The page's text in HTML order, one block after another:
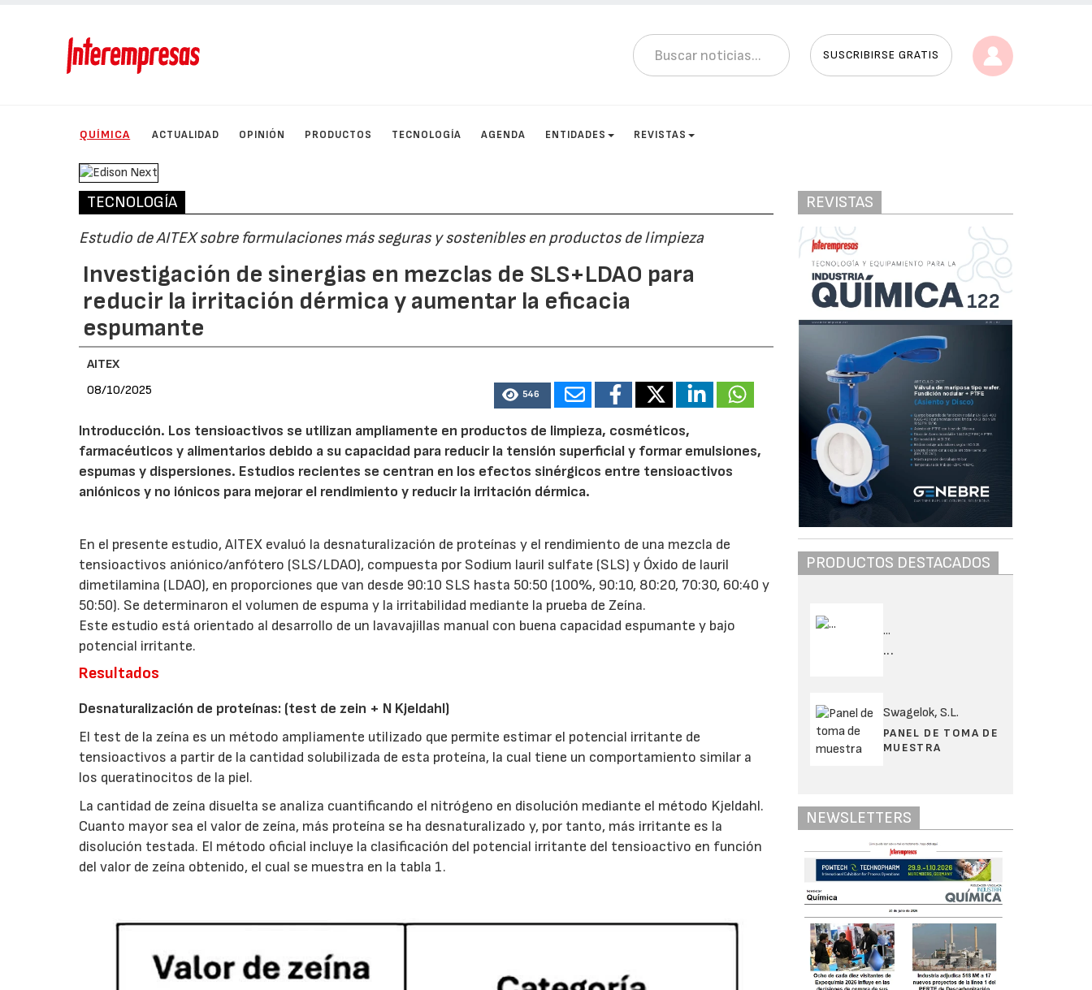
SUSCRIBIRSE GRATIS
QUÍMICA ACTUALIDAD OPINIÓN PRODUCTOS TECNOLOGÍA AGENDA ENTIDADES REVISTAS
TECNOLOGÍA
Estudio de AITEX sobre formulaciones más seguras y sostenibles en productos de limpieza
Investigación de sinergias en mezclas de SLS+LDAO para
reducir la irritación dérmica y aumentar la eficacia
espumante
AITEX
08/10/2025
546
Introducción. Los tensioactivos se utilizan ampliamente en productos de limpieza, cosméticos,
farmacéuticos y alimentarios debido a su capacidad para reducir la tensión superficial y formar emulsiones,
espumas y dispersiones. Estudios recientes se centran en los efectos sinérgicos entre tensioactivos
aniónicos y no iónicos para mejorar el rendimiento y reducir la irritación dérmica.
En el presente estudio, AITEX evaluó la desnaturalización de proteínas y el rendimiento de una mezcla de
tensioactivos aniónico/anfótero (SLS/LDAO), compuesta por Sodium lauril sulfate (SLS) y Óxido de lauril
dimetilamina (LDAO), en proporciones que van desde 90:10 SLS hasta 50:50 (100%, 90:10, 80:20, 70:30, 60:40 y
50:50). Se determinaron el volumen de espuma y la irritabilidad mediante la prueba de Zeína.
Este estudio está orientado al desarrollo de un lavavajillas manual con buena capacidad espumante y bajo
potencial irritante.
Resultados
Desnaturalización de proteínas: (test de zein + N Kjeldahl)
El test de la zeína es un método ampliamente utilizado que permite estimar el potencial irritante de
tensioactivos a partir de la cantidad solubilizada de esta proteína, la cual tiene un comportamiento similar a
los queratinocitos de la piel.
La cantidad de zeína disuelta se analiza cuantificando el nitrógeno en disolución mediante el método Kjeldahl.
Cuanto mayor sea el valor de zeína, más proteína se ha desnaturalizado y, por tanto, más irritante es la
disolución testada. El método oficial incluye la clasificación del potencial irritante del tensioactivo en función
del valor de zeína obtenido, el cual se muestra en la tabla 1.
REVISTAS
PRODUCTOS DESTACADOS
...
...
Swagelok, S.L.
PANEL DE TOMA DE
MUESTRA
NEWSLETTERS